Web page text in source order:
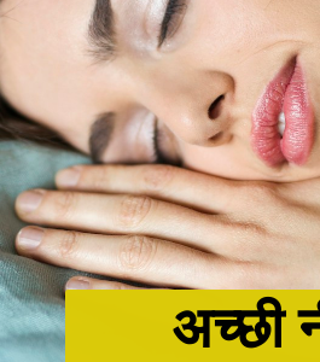
अच्छी